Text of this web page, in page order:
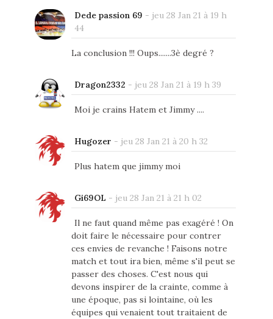
Dede passion 69 - jeu 28 Jan 21 à 19 h
44
La conclusion !!! Oups.......3è degré ?
Dragon2332 - jeu 28 Jan 21 à 19 h 39
Moi je crains Hatem et Jimmy ....
Hugozer - jeu 28 Jan 21 à 20 h 32
Plus hatem que jimmy moi
Gi69OL - jeu 28 Jan 21 à 21 h 02
Il ne faut quand même pas exagéré ! On
doit faire le nécessaire pour contrer
ces envies de revanche ! Faisons notre
match et tout ira bien, même s'il peut se
passer des choses. C'est nous qui
devons inspirer de la crainte, comme à
une époque, pas si lointaine, où les
équipes qui venaient tout traitaient de